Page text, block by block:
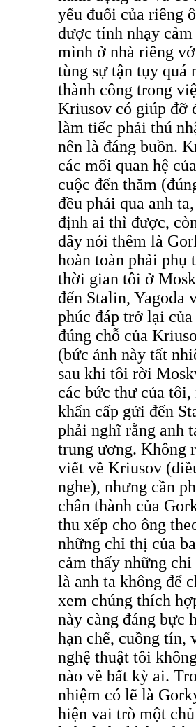
yếu đuối của riêng
được tính nhạy
mình ở nhà riêng
tùng sự tận tụy quá
thành công trong
Kriusov có giúp đỡ
làm tiếc phải thú
nên là đáng buồn.
các mối quan hệ
cuộc đến thăm
đều phải qua anh
định ai thì được,
đây nói thêm là
hoàn toàn phải
thời gian tôi ở
đến Stalin, Yagoda
phúc đáp trở lại
đúng chỗ của
(bức ảnh này tất
sau khi tôi rời
các bức thư của
khẩn cấp gửi đến
phải nghĩ rằng anh
trung ương. Không
viết về Kriusov
nghe), nhưng cần
chân thành của
thu xếp cho ông
những chỉ thị của
cảm thấy những
là anh ta không để
xem chúng thích
này càng đáng bực
hạn chế, cuồng tín,
nghệ thuật tôi
nào về bất kỳ ai.
nhiệm có lẽ là
hiện vai trò một